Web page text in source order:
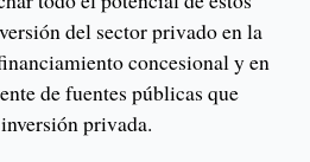
del sector privado en la
concesional y en
de fuentes públicas que
privada.